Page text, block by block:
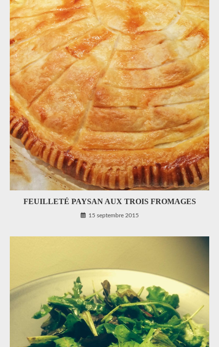
FEUILLETÉ PAYSAN AUX TROIS FROMAGES
15 septembre 2015